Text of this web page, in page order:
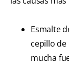
Esmalte
cepillo
mucha